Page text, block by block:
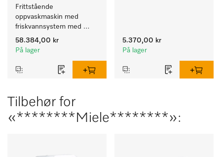
Frittstående
oppvaskmaskin med
friskvannsystem med
kurver for pleiehjem,
barnehager og alle som
58.384,00 kr
På lager
5.370,00 kr
På lager
Tilbehør for
«********Miele********»: